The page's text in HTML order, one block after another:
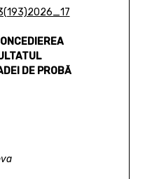
DE PROBĂ